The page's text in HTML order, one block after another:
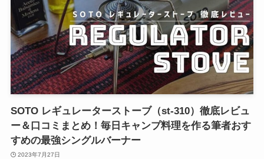
SOTO レギュレーターストーブ（st-310）徹底レビュ
ー＆口コミまとめ！毎日キャンプ料理を作る筆者おす
すめの最強シングルバーナー
2023年7月27日